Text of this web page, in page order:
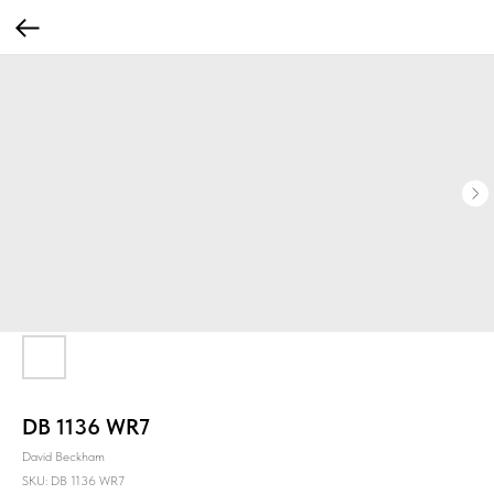
DB 1136 WR7
David Beckham
SKU: DB 1136 WR7